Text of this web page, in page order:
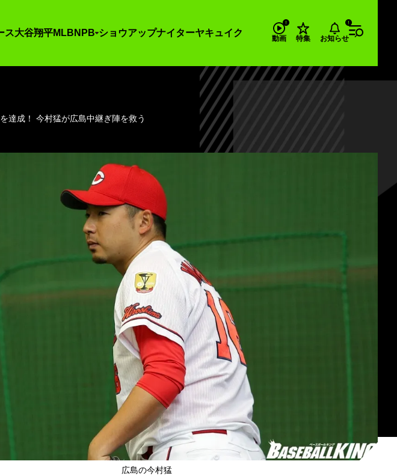
ス大谷翔平MLB NPB ショウアップナイターヤキュイク
動画 特集 お知らせ
達成！ 今村猛が広島中継ぎ陣を救う
広島の今村猛